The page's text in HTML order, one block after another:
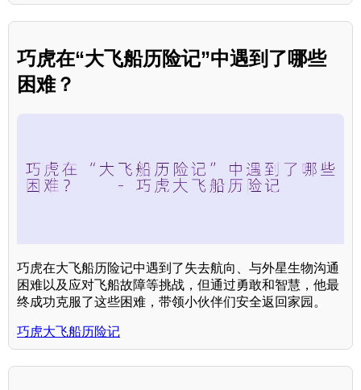
巧虎在“大飞船历险记”中遇到了哪些
困难？
巧虎在大飞船历险记中遇到了失去航向、与外星生物沟通
困难以及应对飞船故障等挑战，但通过勇敢和智慧，他最
终成功克服了这些困难，带领小伙伴们安全返回家园。
巧虎大飞船历险记